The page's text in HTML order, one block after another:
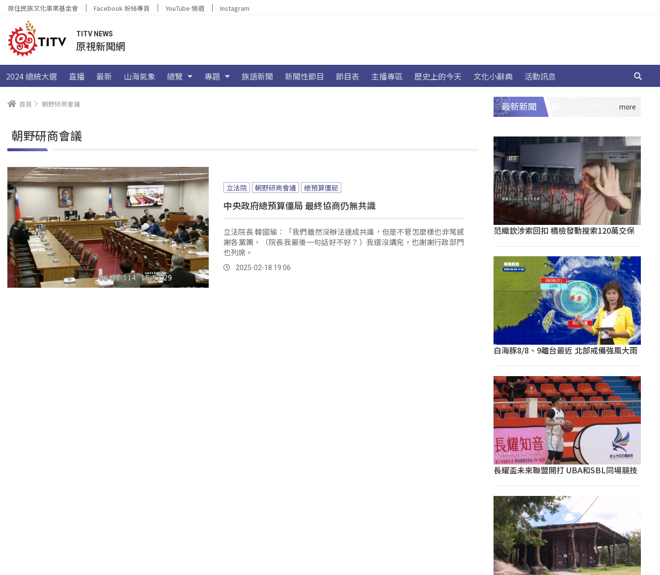
原住民族文化事業基金會 Facebook 粉絲專頁 YouTube 頻道 Instagram
TITV NEWS
原視新聞網
2024 總統大選 直播 最新 山海氣象 總覽 專題 族語新聞 新聞性節目 節目表 主播專區 歷史上的今天 文化小辭典 活動訊息
首頁 朝野研商會議
朝野研商會議
立法院 朝野研商會議 總預算僵局
中央政府總預算僵局 最終協商仍無共識
立法院長 韓國瑜：「我們雖然沒辦法達成共識，但是不管怎麼樣也非常感
謝各黨團，（院長我最後一句話好不好？）我還沒講完，也謝謝行政部門
也列席。
2025-02-18 19:06
最新新聞
范織欽涉索回扣 橋檢發動搜索120萬交保
白海豚8/8、9離台最近 北部戒備強風大雨
長耀盃未來聯盟開打 UBA和SBL同場競技